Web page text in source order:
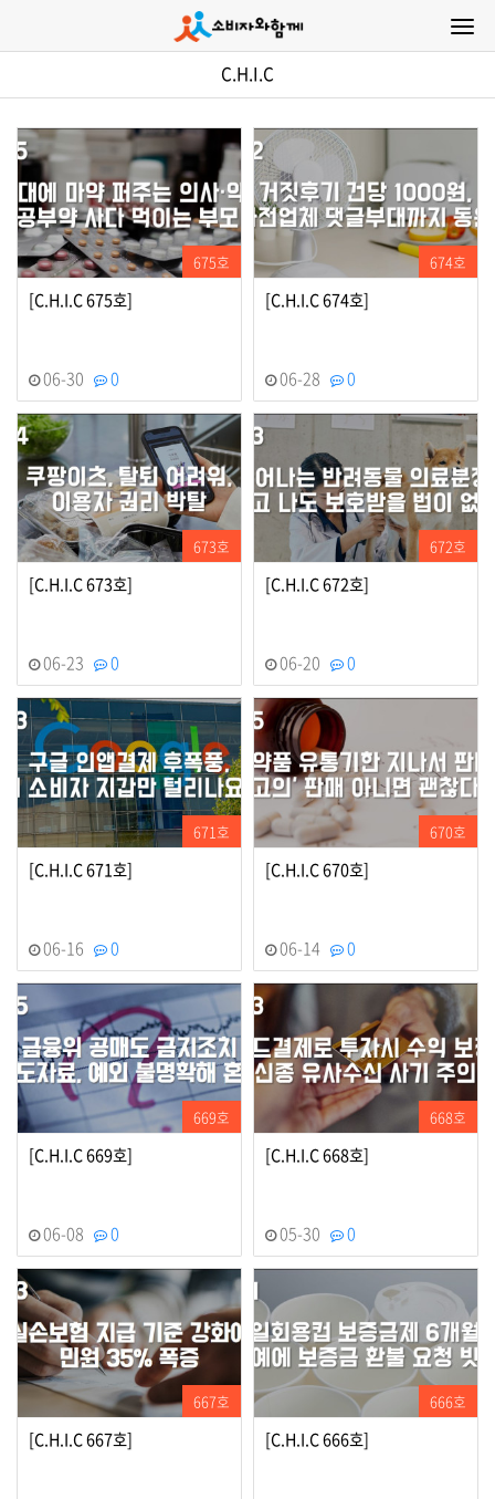
C.H.I.C
675호
[C.H.I.C 675호]
06-30 0
674호
[C.H.I.C 674호]
06-28 0
673호
[C.H.I.C 673호]
06-23 0
672호
[C.H.I.C 672호]
06-20 0
671호
[C.H.I.C 671호]
06-16 0
670호
[C.H.I.C 670호]
06-14 0
669호
[C.H.I.C 669호]
06-08 0
668호
[C.H.I.C 668호]
05-30 0
667호
[C.H.I.C 667호]
666호
[C.H.I.C 666호]